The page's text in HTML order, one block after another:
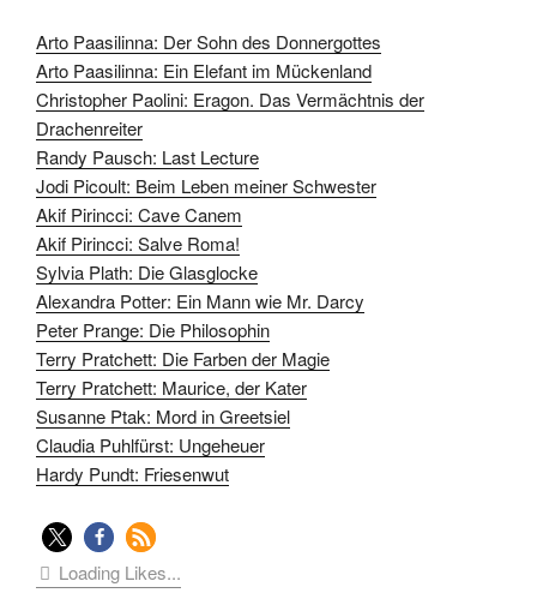
Arto Paasilinna: Der Sohn des Donnergottes
Arto Paasilinna: Ein Elefant im Mückenland
Christopher Paolini: Eragon. Das Vermächtnis der
Drachenreiter
Randy Pausch: Last Lecture
Jodi Picoult: Beim Leben meiner Schwester
Akif Pirincci: Cave Canem
Akif Pirincci: Salve Roma!
Sylvia Plath: Die Glasglocke
Alexandra Potter: Ein Mann wie Mr. Darcy
Peter Prange: Die Philosophin
Terry Pratchett: Die Farben der Magie
Terry Pratchett: Maurice, der Kater
Susanne Ptak: Mord in Greetsiel
Claudia Puhlfürst: Ungeheuer
Hardy Pundt: Friesenwut
Loading Likes...